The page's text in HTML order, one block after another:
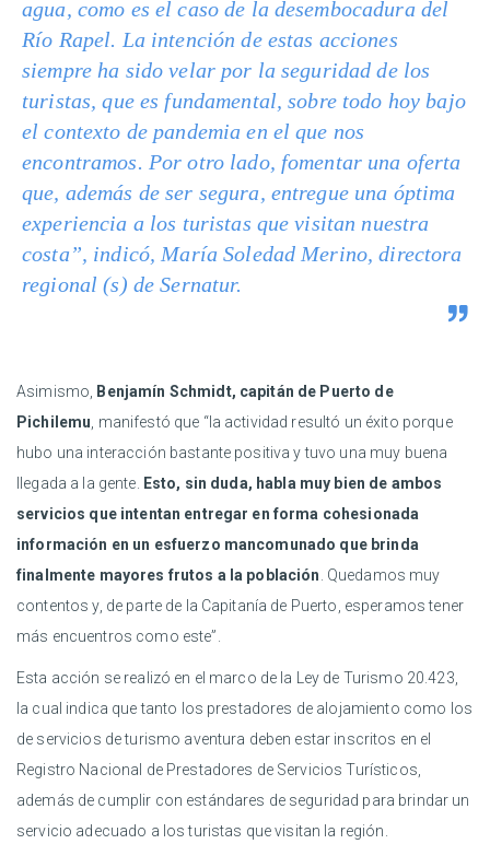
agua, como es el caso de la desembocadura del
Río Rapel. La intención de estas acciones
siempre ha sido velar por la seguridad de los
turistas, que es fundamental, sobre todo hoy bajo
el contexto de pandemia en el que nos
encontramos. Por otro lado, fomentar una oferta
que, además de ser segura, entregue una óptima
experiencia a los turistas que visitan nuestra
costa”, indicó, María Soledad Merino, directora
regional (s) de Sernatur.
Asimismo,
Benjamín Schmidt, capitán de Puerto de
Pichilemu , manifestó que “la actividad resultó un éxito porque
hubo una interacción bastante positiva y tuvo una muy buena
llegada a la gente.
Esto, sin duda, habla muy bien de ambos
servicios que intentan entregar en forma cohesionada
información en un esfuerzo mancomunado que brinda
finalmente mayores frutos a la población . Quedamos muy
contentos y, de parte de la Capitanía de Puerto, esperamos tener
más encuentros como este”.
Esta acción se realizó en el marco de la Ley de Turismo 20.423,
la cual indica que tanto los prestadores de alojamiento como los
de servicios de turismo aventura deben estar inscritos en el
Registro Nacional de Prestadores de Servicios Turísticos,
además de cumplir con estándares de seguridad para brindar un
servicio adecuado a los turistas que visitan la región.